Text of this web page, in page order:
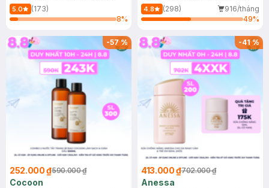
150ml
5.0
(173)
8%
4.8 (298)
916/tháng
49%
-57%
252.000 ₫590.000 ₫
Cocoon
-41%
413.000 ₫702.000 ₫
Anessa